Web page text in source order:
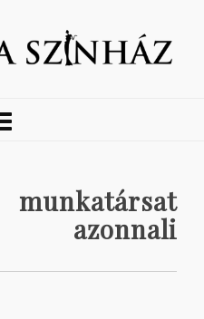
azonnali